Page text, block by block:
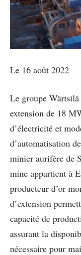
Le 16 août 2022
Le groupe
extension de 18
d’électricité et
d’automatisation
minier aurifère de
mine appartient à
producteur d’or
d’extension
capacité de
assurant la
nécessaire pour